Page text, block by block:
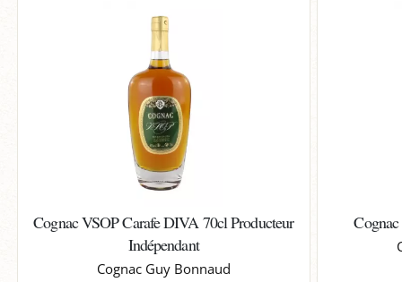
Cognac VSOP Carafe DIVA 70cl Producteur
Indépendant
Cognac Guy Bonnaud